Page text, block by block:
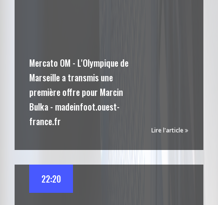
Mercato OM - L'Olympique de
Marseille a transmis une
première offre pour Marcin
Bulka - madeinfoot.ouest-
france.fr
Lire l'article
22:20